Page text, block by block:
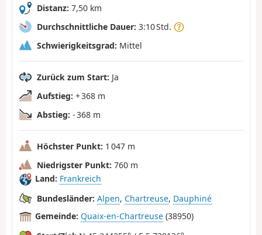
Distanz: 7,50 km
Durchschnittliche Dauer: 3:10 Std.
Schwierigkeitsgrad: Mittel
Zurück zum Start: Ja
Aufstieg: + 368 m
Abstieg: - 368 m
Höchster Punkt: 1 047 m
Niedrigster Punkt: 760 m
Land: Frankreich
Bundesländer: Alpen, Chartreuse, Dauphiné
Gemeinde: Quaix-en-Chartreuse (38950)